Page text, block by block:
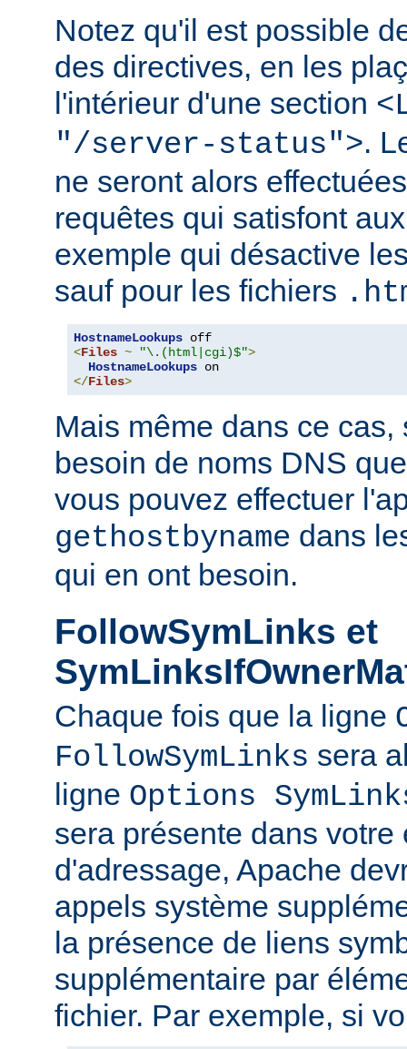
Notez qu'il est possible
des directives, en les
l'intérieur d'une section
"/server-status">.
ne seront alors
requêtes qui satisfont
exemple qui désactive
sauf pour les fichiers
HostnameLookups
<Files ~ "\.(html|cgi)$">
HostnameLookups
</Files>
Mais même dans ce cas,
besoin de noms DNS
vous pouvez effectuer
gethostbyname dans
qui en ont besoin.
FollowSymLinks et
Chaque fois que la ligne
FollowSymLinks sera
ligne Options
sera présente dans votre
d'adressage, Apache
appels système
la présence de liens
supplémentaire par
fichier. Par exemple, si